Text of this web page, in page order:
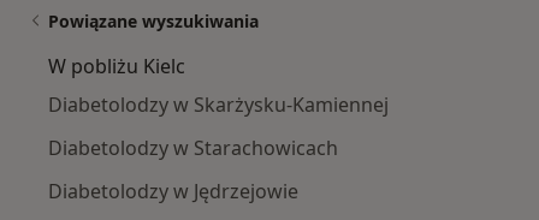
Powiązane wyszukiwania
W pobliżu Kielc
Diabetolodzy w Skarżysku-Kamiennej
Diabetolodzy w Starachowicach
Diabetolodzy w Jędrzejowie